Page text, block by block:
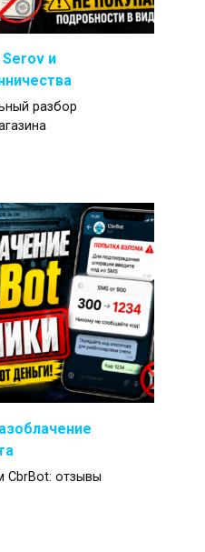
и
разбор
CbrBot: отзывы